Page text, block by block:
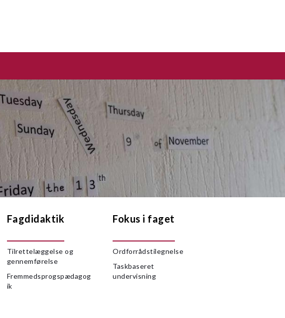
Fagdidaktik
Tilrettelæggelse og
gennemførelse
Fremmedsprogspædagog
ik
Fokus i faget
Ordforrådstilegnelse
Taskbaseret
undervisning